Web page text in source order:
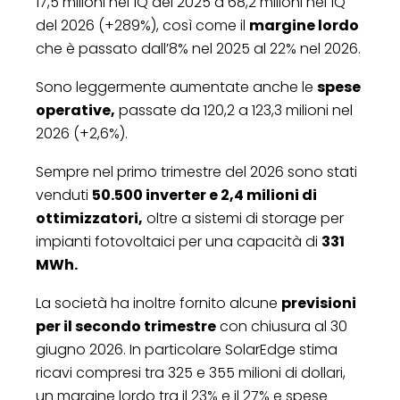
del 2026 (+289%), così come il margine lordo
che è passato dall’8% nel 2025 al 22% nel 2026.
Sono leggermente aumentate anche le spese
operative, passate da 120,2 a 123,3 milioni nel
2026 (+2,6%).
Sempre nel primo trimestre del 2026 sono stati
venduti 50.500 inverter e 2,4 milioni di
ottimizzatori, oltre a sistemi di storage per
impianti fotovoltaici per una capacità di 331
MWh.
La società ha inoltre fornito alcune previsioni
per il secondo trimestrecon chiusura al 30
giugno 2026. In particolare SolarEdge stima
ricavi compresi tra 325 e 355 milioni di dollari,
un margine lordo tra il 23% e il 27% e spese